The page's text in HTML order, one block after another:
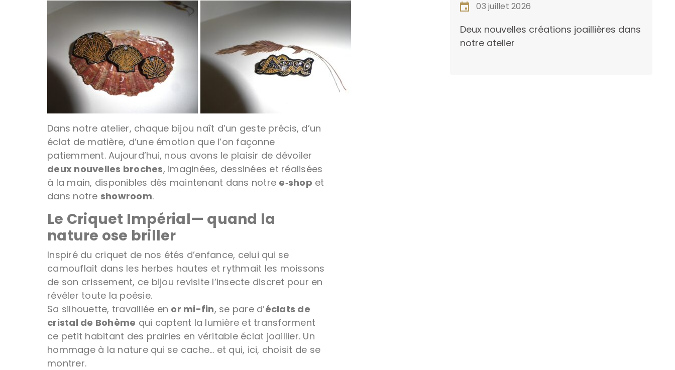
Dans notre atelier, chaque bijou naît d’un geste précis, d’un
éclat de matière, d’une émotion que l’on façonne
patiemment. Aujourd’hui, nous avons le plaisir de dévoiler
deux nouvelles broches, imaginées, dessinées et réalisées
à la main, disponibles dès maintenant dans notre e‑shop et
dans notre showroom.
Le Criquet Impérial— quand la
nature ose briller
Inspiré du criquet de nos étés d’enfance, celui qui se
camouflait dans les herbes hautes et rythmait les moissons
de son crissement, ce bijou revisite l’insecte discret pour en
révéler toute la poésie.
Sa silhouette, travaillée en or mi-fin, se pare d’éclats de
cristal de Bohème qui captent la lumière et transforment
ce petit habitant des prairies en véritable éclat joaillier. Un
hommage à la nature qui se cache… et qui, ici, choisit de se
montrer.
03 juillet 2026
Deux nouvelles créations joaillières dans
notre atelier